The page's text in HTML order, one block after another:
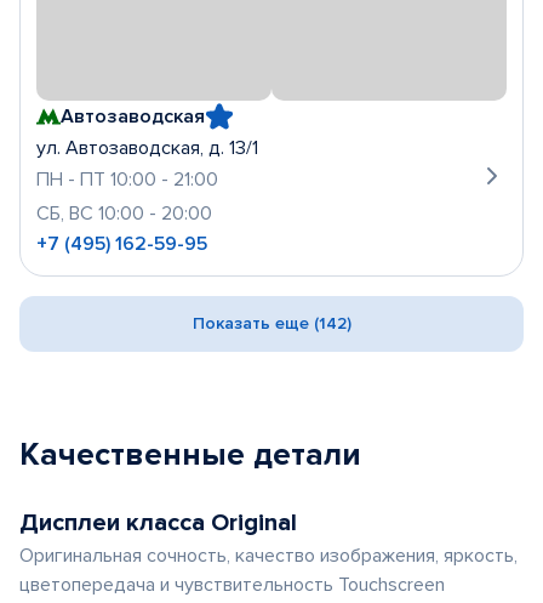
Автозаводская
ул. Автозаводская, д. 13/1
ПН - ПТ 10:00 - 21:00
СБ, ВС 10:00 - 20:00
+7 (495) 162-59-95
Показать еще (142)
Качественные детали
Дисплеи класса Original
Оригинальная сочность, качество изображения, яркость,
цветопередача и чувствительность Touchscreen